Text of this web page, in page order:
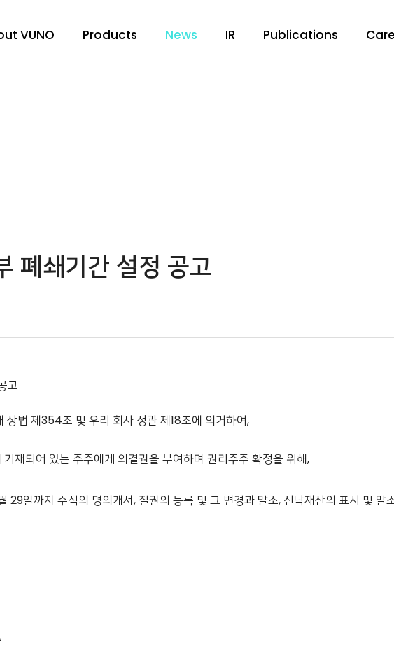
VUNO Products News IR Publications
폐쇄기간 설정 공고
고
상법 제354조 및 우리 회사 정관 제18조에 의거하여,
재되어 있는 주주에게 의결권을 부여하며 권리주주 확정을 위해,
일까지 주식의 명의개서, 질권의 등록 및 그 변경과 말소, 신탁재산의 표시 및 말